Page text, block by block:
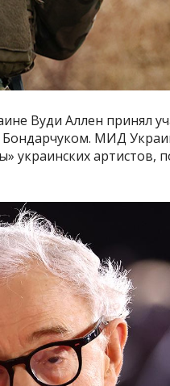
Вуди Аллен принял
МИД
украинских артистов,